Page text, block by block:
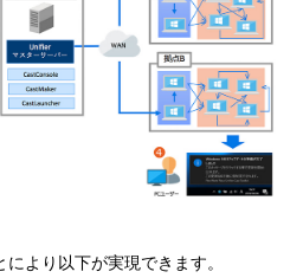
より以下が実現できます。